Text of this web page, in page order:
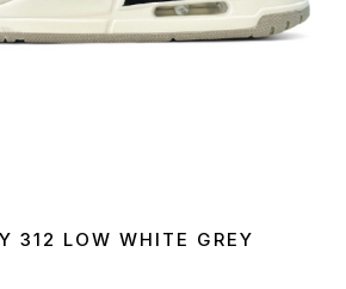
312 LOW WHITE GREY